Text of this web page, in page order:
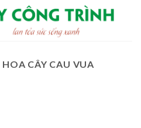
HOA CÂY CAU VUA